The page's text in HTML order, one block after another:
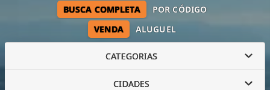
VENDA ALUGUEL
BUSCA COMPLETA POR CÓDIGO
CATEGORIAS
CIDADES